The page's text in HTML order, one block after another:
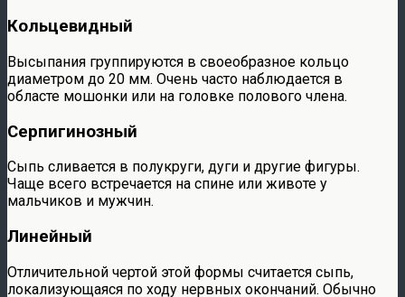
Кольцевидный
Высыпания группируются в своеобразное кольцо
диаметром до 20 мм. Очень часто наблюдается в
областе мошонки или на головке полового члена.
Серпигинозный
Сыпь сливается в полукруги, дуги и другие фигуры.
Чаще всего встречается на спине или животе у
мальчиков и мужчин.
Линейный
Отличительной чертой этой формы считается сыпь,
локализующаяся по ходу нервных окончаний. Обычно